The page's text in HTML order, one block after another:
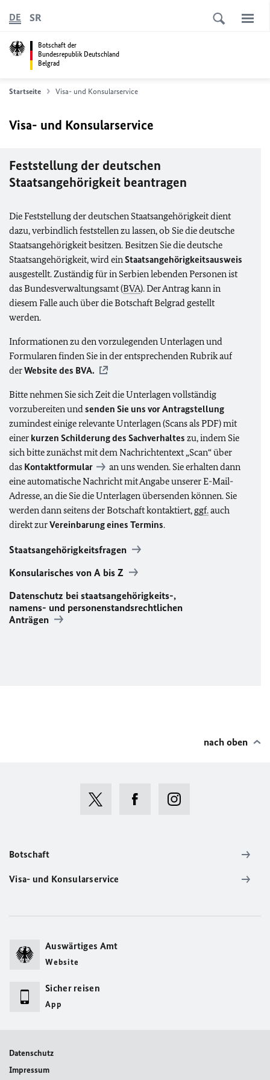
Botschaft der
Bundesrepublik Deutschland
Belgrad
DE SR
Startseite Visa- und Konsularservice
Visa- und Konsularservice
Feststellung der deutschen
Staatsangehörigkeit beantragen
Die Feststellung der deutschen Staatsangehörigkeit dient
dazu, verbindlich feststellen zu lassen, ob Sie die deutsche
Staatsangehörigkeit besitzen. Besitzen Sie die deutsche
Staatsangehörigkeit, wird einStaatsangehörigkeitsausweis
ausgestellt. Zuständig für in Serbien lebenden Personen ist
das Bundesverwaltungsamt (BVA). Der Antrag kann in
diesem Falle auch über die Botschaft Belgrad gestellt
werden.
Informationen zu den vorzulegenden Unterlagen und
Formularen finden Sie in der entsprechenden Rubrik auf
derWebsite des BVA.
Bitte nehmen Sie sich Zeit die Unterlagen vollständig
vorzubereiten undsenden Sie uns vor Antragstellung
zumindest einige relevante Unterlagen (Scans als PDF) mit
einer kurzen Schilderung des Sachverhaltes zu, indem Sie
sich bitte zunächst mit dem Nachrichtentext „Scan“ über
das Kontaktformular
an uns wenden. Sie erhalten dann
eine automatische Nachricht mit Angabe unserer E-Mail-
Adresse, an die Sie die Unterlagen übersenden können. Sie
werden dann seitens der Botschaft kontaktiert, ggf.auch
direkt zurVereinbarung eines Termins.
Staatsangehörigkeitsfragen
Konsularisches von A bis Z
Datenschutz bei staatsangehörigkeits-,
namens- und personenstandsrechtlichen
Anträgen
nach oben
Botschaft
Visa- und Konsularservice
Auswärtiges Amt
Website
Sicher reisen
App
Datenschutz
Impressum